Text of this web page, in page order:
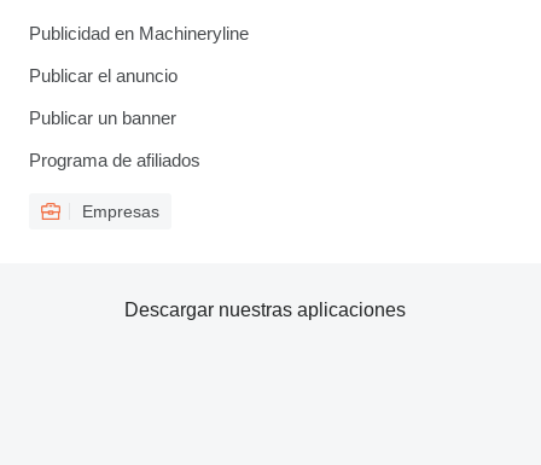
Publicidad en Machineryline
Publicar el anuncio
Publicar un banner
Programa de afiliados
Empresas
Descargar nuestras aplicaciones